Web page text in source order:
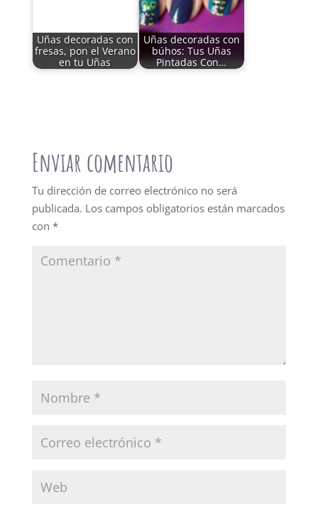
Uñas decoradas con
fresas, pon el Verano
en tu Uñas
Uñas decoradas con
búhos: Tus Uñas
Pintadas Con…
Enviar comentario
Tu dirección de correo electrónico no será
publicada. Los campos obligatorios están marcados
con *